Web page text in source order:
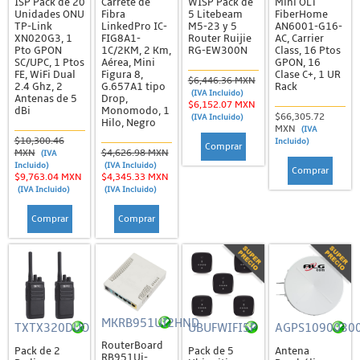
Chapas Magnéticas
Controladores de Acceso y Lectores Biométricos
Enroladoras, Lectoras y Tarjetas
MIFARE
Otros
Sistemas de Alarma
Accesorios
Estrobos
Kits de Alarma
Paneles
Sensores
ISP Pack de 20
Unidades ONU
TP-Link
XN020G3, 1
Pto GPON
SC/UPC, 1 Ptos
FE, WiFi Dual
2.4 Ghz, 2
Antenas de 5
dBi
$10,300.46
MXN
(IVA
Incluido)
$9,763.04 MXN
(IVA Incluido)
Comprar
Carrete de
Fibra
LinkedPro IC-
FIG8A1-
1C/2KM, 2 Km,
Aérea, Mini
Figura 8,
G.657A1 tipo
Drop,
Monomodo, 1
Hilo, Negro
$4,626.98 MXN
(IVA Incluido)
$4,345.33 MXN
(IVA Incluido)
Comprar
WISP Pack de
5 Litebeam
M5-23 y 5
Router Ruijie
RG-EW300N
$6,446.36 MXN
(IVA Incluido)
$6,152.07 MXN
(IVA Incluido)
Comprar
Mini OLT
FiberHome
AN6001-G16-
AC, Carrier
Class, 16 Ptos
GPON, 16
Clase C+, 1 UR
Rack
$66,305.72
MXN
(IVA
Incluido)
Comprar
TXTX320DUO
Pack de 2
MKRB951UI2HND
RouterBoard
UBUFWIFI5P
Pack de 5
Antena